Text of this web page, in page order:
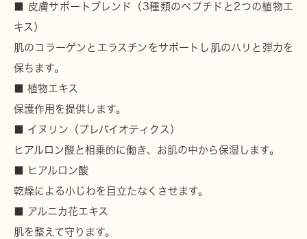
■ 皮膚サポートブレンド（3種類のペプチドと2つの植物エ
キス）
肌のコラーゲンとエラスチンをサポートし肌のハリと弾力を
保ちます。
■ 植物エキス
保護作用を提供します。
■ イヌリン（プレバイオティクス）
ヒアルロン酸と相乗的に働き、お肌の中から保湿します。
■ ヒアルロン酸
乾燥による小じわを目立たなくさせます。
■ アルニカ花エキス
肌を整えて守ります。